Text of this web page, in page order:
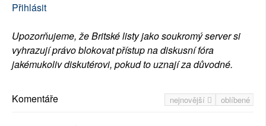
Přihlásit
Upozorňujeme, že Britské listy jako soukromý server si
vyhrazují právo blokovat přístup na diskusní fóra
jakémukoliv diskutérovi, pokud to uznají za důvodné.
nejnovější oblíbené
Komentáře